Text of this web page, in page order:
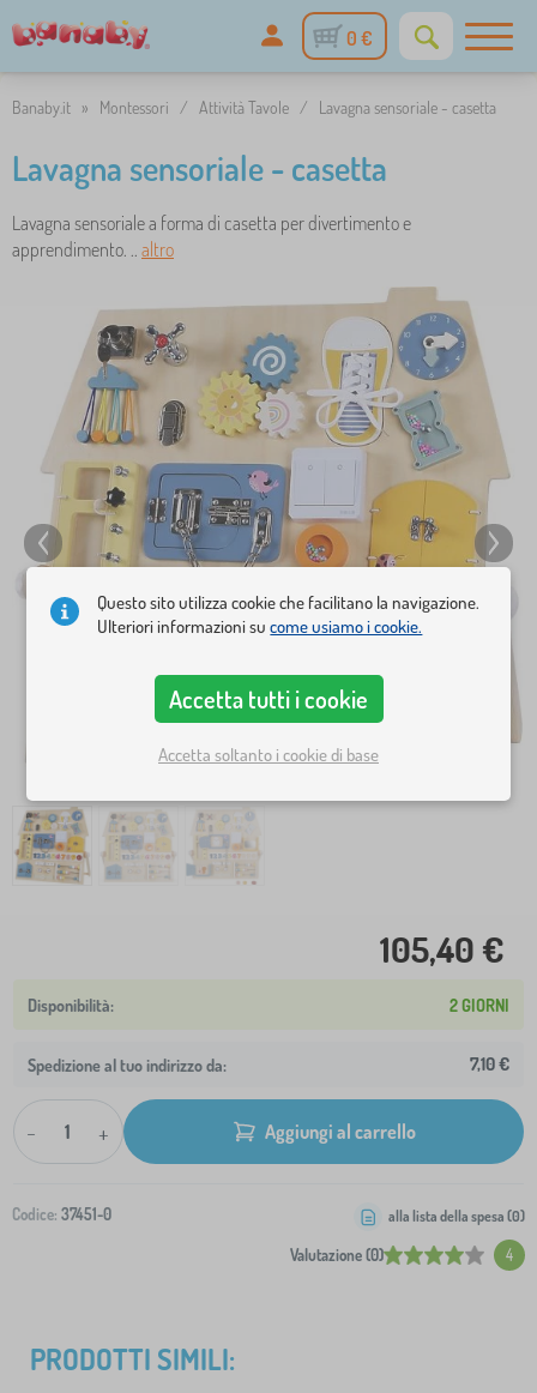
0 €
Banaby.it » Montessori / Attività Tavole / Lavagna sensoriale - casetta
Lavagna sensoriale - casetta
Lavagna sensoriale a forma di casetta per divertimento e
apprendimento. .. altro
105,40 €
2 GIORNI
Spedizione al tuo indirizzo da: 7,10 €
- + Aggiungi al carrello
Codice: 37451-0
Valutazione (0) 4
alla lista della spesa (0)
PRODOTTI SIMILI:
Questo sito utilizza cookie che facilitano la navigazione.
Ulteriori informazioni sucome usiamo i cookie.
Accetta tutti i cookie
Accetta soltanto i cookie di base